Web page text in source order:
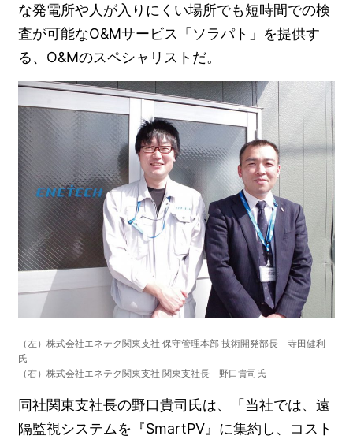
な発電所や人が入りにくい場所でも短時間での検
査が可能なO&Mサービス「ソラパト」を提供す
る、O&Mのスペシャリストだ。
（左）株式会社エネテク関東支社 保守管理本部 技術開発部長 寺田健利
氏
（右）株式会社エネテク関東支社 関東支社長 野口貴司氏
同社関東支社長の野口貴司氏は、「当社では、遠
隔監視システムを『SmartPV』に集約し、コスト